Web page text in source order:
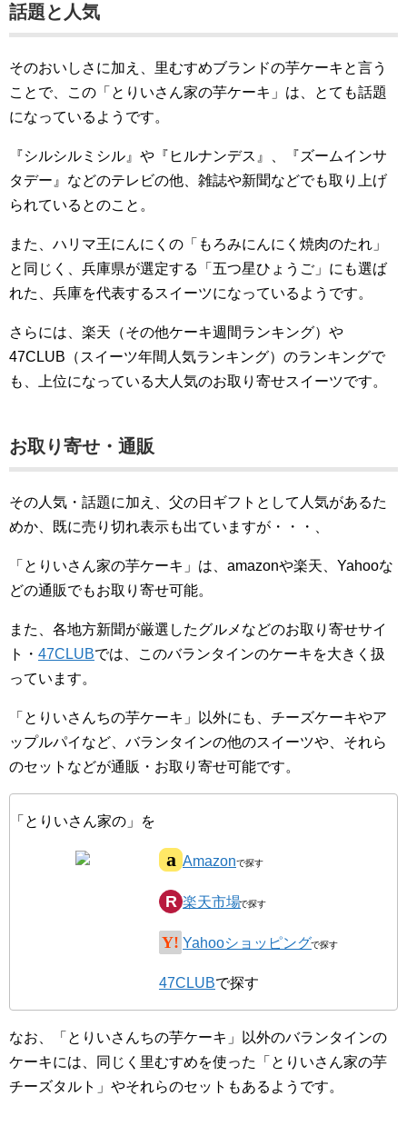
話題と人気
そのおいしさに加え、里むすめブランドの芋ケーキと言う
ことで、この「とりいさん家の芋ケーキ」は、とても話題
になっているようです。
『シルシルミシル』や『ヒルナンデス』、『ズームインサ
タデー』などのテレビの他、雑誌や新聞などでも取り上げ
られているとのこと。
また、ハリマ王にんにくの「もろみにんにく焼肉のたれ」
と同じく、兵庫県が選定する「五つ星ひょうご」にも選ば
れた、兵庫を代表するスイーツになっているようです。
さらには、楽天（その他ケーキ週間ランキング）や
47CLUB（スイーツ年間人気ランキング）のランキングで
も、上位になっている大人気のお取り寄せスイーツです。
お取り寄せ・通販
その人気・話題に加え、父の日ギフトとして人気があるた
めか、既に売り切れ表示も出ていますが・・・、
「とりいさん家の芋ケーキ」は、amazonや楽天、Yahooな
どの通販でもお取り寄せ可能。
また、各地方新聞が厳選したグルメなどのお取り寄せサイ
ト・ 47CLUBでは、このバランタインのケーキを大きく扱
っています。
「とりいさんちの芋ケーキ」以外にも、チーズケーキやア
ップルパイなど、バランタインの他のスイーツや、それら
のセットなどが通販・お取り寄せ可能です。
「とりいさん家の」を
Amazon
楽天市場
Yahooショッピング
47CLUBで探す
なお、「とりいさんちの芋ケーキ」以外のバランタインの
ケーキには、同じく里むすめを使った「とりいさん家の芋
チーズタルト」やそれらのセットもあるようです。